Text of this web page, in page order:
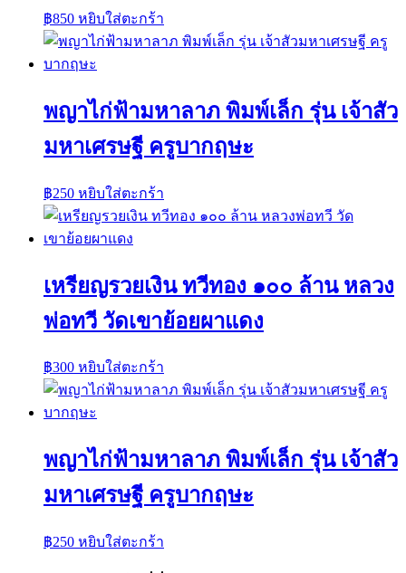
฿850 หยิบใส่ตะกร้า
พญาไก่ฟ้ามหาลาภ พิมพ์เล็ก รุ่น เจ้าสัว
มหาเศรษฐี ครูบากฤษะ
฿250 หยิบใส่ตะกร้า
เหรียญรวยเงิน ทวีทอง ๑๐๐ ล้าน หลวง
พ่อทวี วัดเขาย้อยผาแดง
฿300 หยิบใส่ตะกร้า
พญาไก่ฟ้ามหาลาภ พิมพ์เล็ก รุ่น เจ้าสัว
มหาเศรษฐี ครูบากฤษะ
฿250 หยิบใส่ตะกร้า